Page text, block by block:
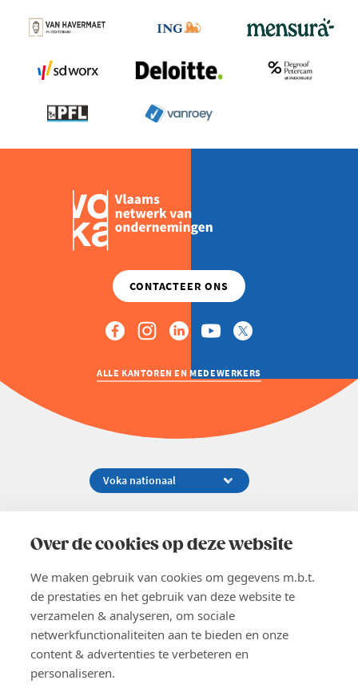
Over de cookies op deze website
We maken gebruik van cookies om gegevens m.b.t.
de prestaties en het gebruik van deze website te
verzamelen & analyseren, om sociale
netwerkfunctionaliteiten aan te bieden en onze
content & advertenties te verbeteren en
personaliseren.
ALLE KANTOREN EN MEDEWERKERS
02 229 81 11
EN